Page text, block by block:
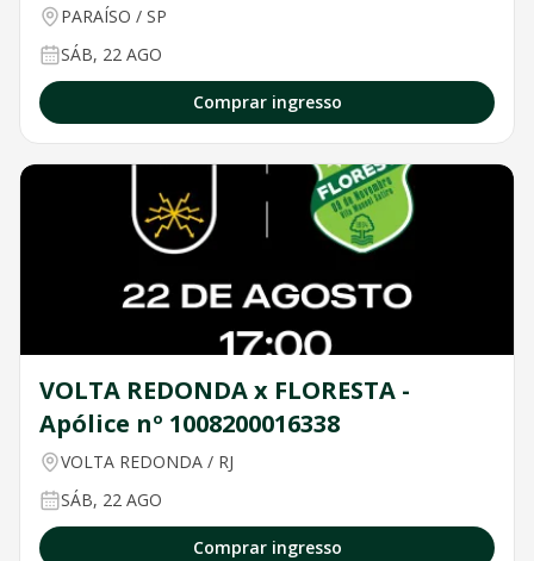
PARAÍSO / SP
SÁB, 22 AGO
Comprar ingresso
VOLTA REDONDA x FLORESTA -
Apólice nº 1008200016338
VOLTA REDONDA / RJ
SÁB, 22 AGO
Comprar ingresso